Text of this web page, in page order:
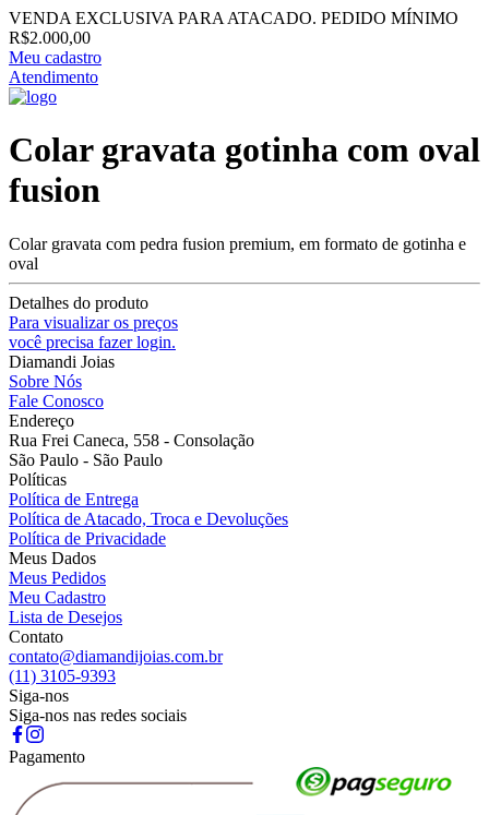
VENDA EXCLUSIVA PARA ATACADO. PEDIDO MÍNIMO
R$2.000,00
Meu cadastro
Atendimento
Colar gravata gotinha com oval
fusion
Colar gravata com pedra fusion premium, em formato de gotinha e
oval
Detalhes do produto
Para visualizar os preços
você precisa fazer login.
Diamandi Joias
Sobre Nós
Fale Conosco
Endereço
Rua Frei Caneca, 558 - Consolação
São Paulo - São Paulo
Políticas
Política de Entrega
Política de Atacado, Troca e Devoluções
Política de Privacidade
Meus Dados
Meus Pedidos
Meu Cadastro
Lista de Desejos
Contato
contato@diamandijoias.com.br
(11) 3105-9393
Siga-nos
Siga-nos nas redes sociais
Pagamento